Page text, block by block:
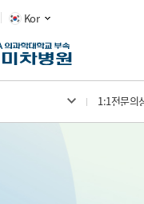
Kor
1:1전문의